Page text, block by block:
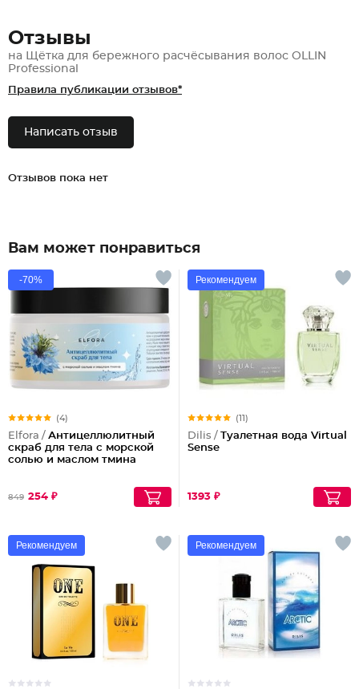
Отзывы
на Щётка для бережного расчёсывания волос OLLIN
Professional
Правила публикации отзывов*
Написать отзыв
Отзывов пока нет
Вам может понравиться
-70%
(4)
Elfora / Антицеллюлитный
скраб для тела с морской
солью и маслом тмина
849 254 ₽
Рекомендуем
(11)
Dilis / Туалетная вода Virtual
Sense
1393 ₽
Рекомендуем Рекомендуем